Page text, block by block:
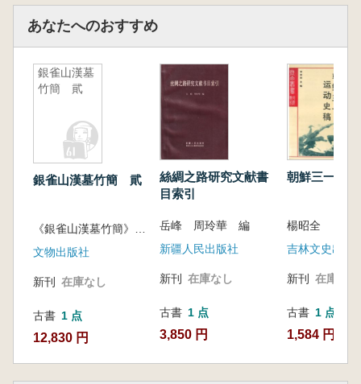
げ、同地域が初期の世界体系に巻き込まれてい
った歴史的過程と、その遺産の再編について深
く分析しています。
宋元時代以降、閩南沿海地域では、地方官
府、宗族、軍戸、舶商、海賊など多様な人々
が、港湾の開発、船貨の交易、海域の統治をめ
ぐって複雑な相互作用を繰り広げてきました。
本書は、こうした動態を通じて、海洋との接続
が中国社会の発展において重要な原動力であっ
文章は流麗かつ生き生きとしており、海洋史
研究の緻密さとグローバル・ヒストリーの広い
あなたへのおすすめ
銀雀山漢墓
竹簡 貮
銀雀山漢墓竹簡 貮
文物出版社
新刊 在庫なし
古書 1 点
12,830 円
絲綢之路研究文献書
目索引
岳峰 周玲華 編
新疆人民出版社
新刊 在庫なし
古書 1 点
3,850 円
朝鮮三一運
楊昭全
吉林文史出版
新刊 在庫なし
古書 1 点
1,584 円